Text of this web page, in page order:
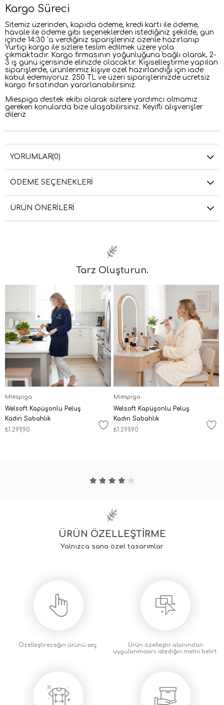
Kargo Süreci
Sitemiz üzerinden, kapıda ödeme, kredi kartı ile ödeme,
havale ile ödeme gibi seçeneklerden istediğiniz şekilde, gün
içinde 14:30 ‘a verdiğiniz siparişleriniz özenle hazırlanıp
Yurtiçi kargo ile sizlere teslim edilmek üzere yola
çıkmaktadır. Kargo firmasının yoğunluğuna bağlı olarak, 2-
3 iş günü içerisinde elinizde olacaktır. Kişiselleştirme yapılan
siparişlerde, ürünlerimiz kişiye özel hazırlandığı için iade
kabul edemiyoruz. 250 TL ve üzeri siparişlerinizde ücretsiz
kargo fırsatından yararlanabilirsiniz.
Miespiga destek ekibi olarak sizlere yardımcı olmamız
gereken konularda bize ulaşabilirsiniz. Keyifli alışverişler
dileriz
YORUMLAR(0)
ÖDEME SEÇENEKLERI
ÜRÜN ÖNERILERI
Tarz Oluşturun.
Miespiga
Welsoft Kapüşonlu Peluş
Kadın Sabahlık
₺1.299,90
Miespiga
Kadın Welsoft Şal Yaka
Polar Sabahlık
₺1.299,90
ÜRÜN ÖZELLEŞTİRME
Yalnızca sana özel tasarımlar
Özelleştireceğin ürünü seç.
Ürün özelleştir alanından
uygulanmasını istediğin metni belirt.